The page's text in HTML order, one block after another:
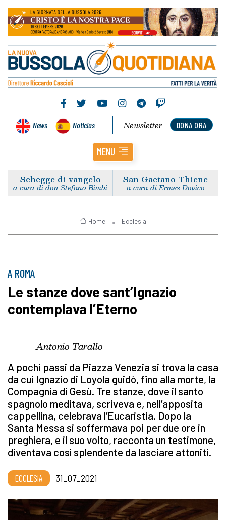
News Noticias DONA ORA
Newsletter
MENU
Schegge di vangelo
a cura di don Stefano Bimbi
San Gaetano Thiene
a cura di Ermes Dovico
Home Ecclesia
A ROMA
Le stanze dove sant’Ignazio
contemplava l’Eterno
Antonio Tarallo
A pochi passi da Piazza Venezia si trova la casa
da cui Ignazio di Loyola guidò, fino alla morte, la
Compagnia di Gesù. Tre stanze, dove il santo
spagnolo meditava, scriveva e, nell’apposita
cappellina, celebrava l’Eucaristia. Dopo la
Santa Messa si soffermava poi per due ore in
preghiera, e il suo volto, racconta un testimone,
diventava così splendente da lasciare attoniti.
ECCLESIA 31_07_2021